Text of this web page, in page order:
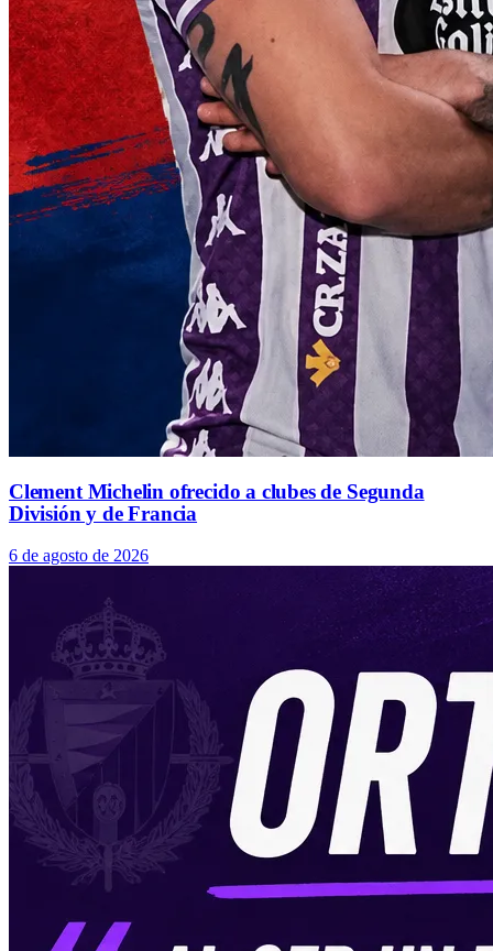
Clement Michelin ofrecido a clubes de Segunda
División y de Francia
6 de agosto de 2026